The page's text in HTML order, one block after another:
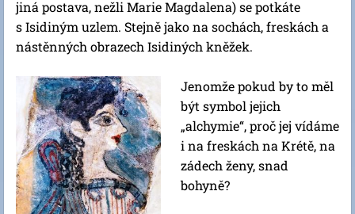
jiná postava, nežli Marie Magdalena) se potkáte
s Isidiným uzlem. Stejně jako na sochách, freskách a
nástěnných obrazech Isidiných kněžek.
Jenomže pokud by to měl
být symbol jejich
„alchymie“, proč jej vídáme
i na freskách na Krétě, na
zádech ženy, snad
bohyně?